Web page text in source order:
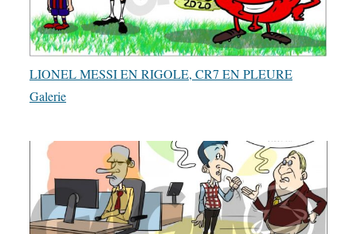
LIONEL MESSI EN RIGOLE, CR7 EN PLEURE
Galerie